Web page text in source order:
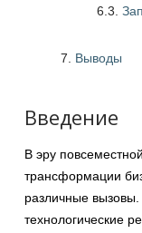
6.3.
Выводы
Введение
В эру
трансформации
различные
технологические